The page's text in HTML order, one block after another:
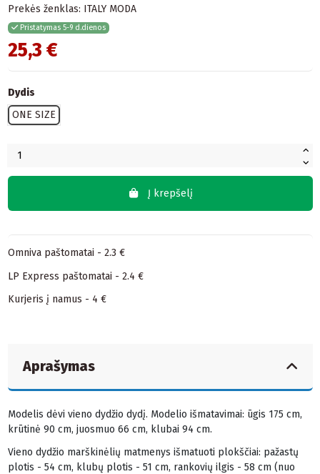
Prekės ženklas: ITALY MODA
Pristatymas 5-9 d.dienos
25,3 €
Dydis
ONE SIZE
Į krepšelį
Omniva paštomatai - 2.3 €
LP Express paštomatai - 2.4 €
Kurjeris į namus - 4 €
Aprašymas
Modelis dėvi vieno dydžio dydį. Modelio išmatavimai: ūgis 175 cm,
krūtinė 90 cm, juosmuo 66 cm, klubai 94 cm.
Vieno dydžio marškinėlių matmenys išmatuoti plokščiai: pažastų
plotis - 54 cm, klubų plotis - 51 cm, rankovių ilgis - 58 cm (nuo